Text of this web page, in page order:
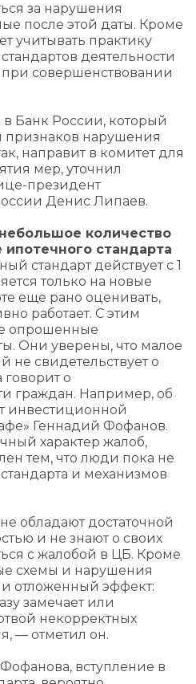
за нарушения
после этой даты. Кроме
учитывать практику
деятельности
совершенствовании
Банк России, который
признаков нарушения
направит в комитет для
мер, уточнил
президент
Денис Липаев.
количество
стандарта
стандарт действует с 1
только на новые
еще рано оценивать,
работает. С этим
опрошенные
Они уверены, что малое
не свидетельствует о
о
граждан. Например, об
инвестиционной
Геннадий Фофанов.
характер жалоб,
тем, что люди пока не
и механизмов
обладают достаточной
и не знают о своих
с жалобой в ЦБ. Кроме
схемы и нарушения
отложенный эффект:
замечает или
некорректных
— отметил он.
вступление в